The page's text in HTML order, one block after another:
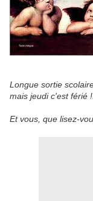
Longue sortie
mais jeudi c'est férié
Et vous, que lisez-